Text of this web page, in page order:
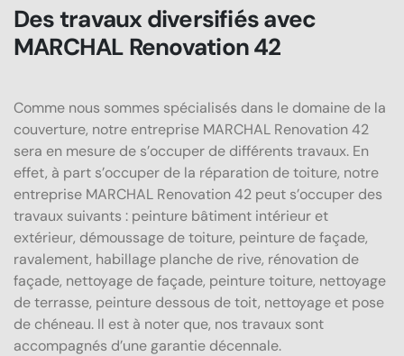
Des travaux diversifiés avec
MARCHAL Renovation 42
Comme nous sommes spécialisés dans le domaine de la
couverture, notre entreprise MARCHAL Renovation 42
sera en mesure de s’occuper de différents travaux. En
effet, à part s’occuper de la réparation de toiture, notre
entreprise MARCHAL Renovation 42 peut s’occuper des
travaux suivants : peinture bâtiment intérieur et
extérieur, démoussage de toiture, peinture de façade,
ravalement, habillage planche de rive, rénovation de
façade, nettoyage de façade, peinture toiture, nettoyage
de terrasse, peinture dessous de toit, nettoyage et pose
de chéneau. Il est à noter que, nos travaux sont
accompagnés d’une garantie décennale.